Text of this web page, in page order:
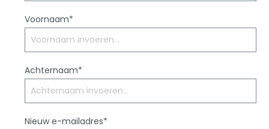
Voornaam*
Achternaam*
Nieuw e-mailadres*